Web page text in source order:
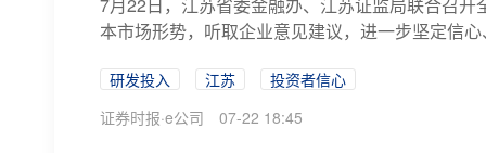
本市场形势，听取企业意见建议，进一步坚定信
研发投入 江苏
投资者信心
证券时报·e公司
07-22 18:45